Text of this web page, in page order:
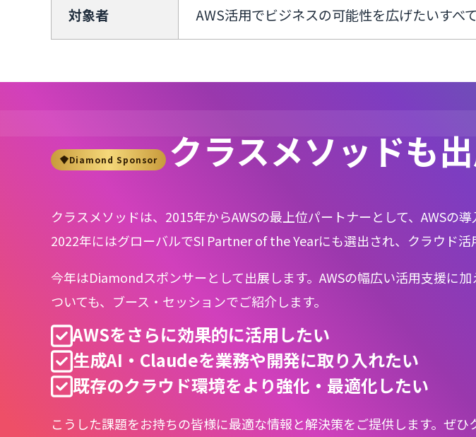
対象者 AWS活用でビジネスの可能性を広げたいすべ
Diamond Sponsor クラスメソッドも
クラスメソッドは、2015年からAWSの最上位パートナーとして、AWSの
2022年にはグローバルでSI Partner of the Yearにも選出され、クラウド活
今年はDiamondスポンサーとして出展します。AWSの幅広い活用支援に
ついても、ブース・セッションでご紹介します。
AWSをさらに効果的に活用したい
生成AI・Claudeを業務や開発に取り入れたい
既存のクラウド環境をより強化・最適化したい
こうした課題をお持ちの皆様に最適な情報と解決策をご提供します。ぜひ